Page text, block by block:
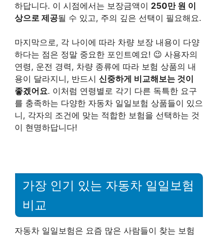
하답니다. 이 시점에서는 보장금액이 250만 원 이
상으로 제공될 수 있고, 주의 깊은 선택이 필요해요.
마지막으로, 각 나이에 따라 차량 보장 내용이 다양
하다는 점은 정말 중요한 포인트예요! 😉 사용자의
연령, 운전 경력, 차량 종류에 따라 보험 상품의 내
용이 달라지니, 반드시 신중하게 비교해보는 것이
좋겠어요. 이처럼 연령별로 각기 다른 독특한 요구
를 충족하는 다양한 자동차 일일보험 상품들이 있으
니, 각자의 조건에 맞는 적합한 보험을 선택하는 것
이 현명하답니다!
가장 인기 있는 자동차 일일보험
비교
자동차 일일보험은 요즘 많은 사람들이 찾는 보험